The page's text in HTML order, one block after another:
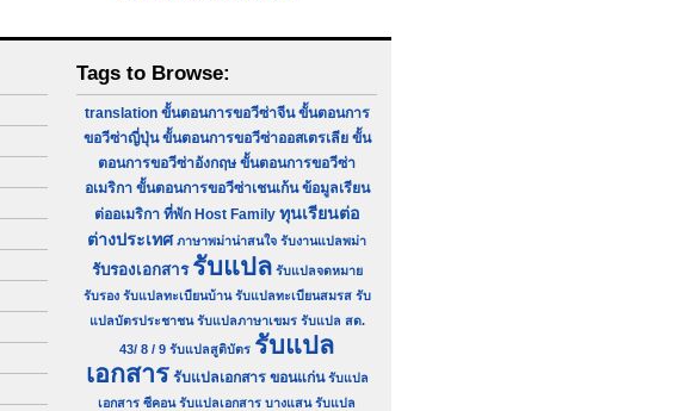
Tags to Browse:
translation ขั้นตอนการขอวีซ่าจีน ขั้นตอนการ
ขอวีซ่าญี่ปุ่น ขั้นตอนการขอวีซ่าออสเตรเลีย ขั้น
ตอนการขอวีซ่าอังกฤษ ขั้นตอนการขอวีซ่า
อเมริกา ขั้นตอนการขอวีซ่าเชนเก้น ข้อมูลเรียน
ต่ออเมริกา ที่พัก Host Family ทุนเรียนต่อ
ต่างประเทศ ภาษาพม่าน่าสนใจ รับงานแปลพม่า
รับรองเอกสาร รับแปล รับแปลจดหมาย
รับรอง รับแปลทะเบียนบ้าน รับแปลทะเบียนสมรส รับ
แปลบัตรประชาชน รับแปลภาษาเขมร รับแปล สด.
43/ 8 / 9 รับแปลสูติบัตร รับแปล
เอกสาร รับแปลเอกสาร ขอนแก่น รับแปล
เอกสาร ซีคอน รับแปลเอกสาร บางแสน รับแปล